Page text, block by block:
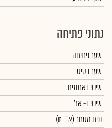
נתוני פתיחה
שער פתיחה
שער בסיס
שינוי באחוזים
שינויב- אג'
נפח מסחר(א` ₪)